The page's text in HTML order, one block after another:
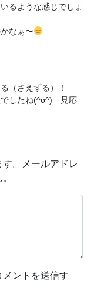
るような感じでしょ
なぁ〜
る（さえずる）！
でしたね(^o^) 見応
。メールアドレ
ントを送信す